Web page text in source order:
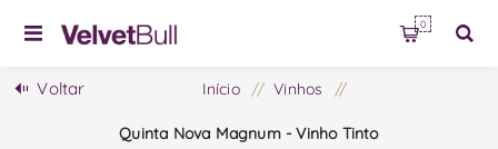
0
Voltar Início / Vinhos /
Quinta Nova Magnum - Vinho Tinto